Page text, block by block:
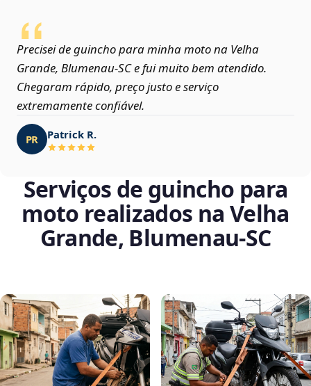
Precisei de guincho para minha moto na Velha
Grande, Blumenau‑SC e fui muito bem atendido.
Chegaram rápido, preço justo e serviço
extremamente confiável.
PR Patrick R.
Serviços de guincho para
moto realizados na Velha
Grande, Blumenau‑SC